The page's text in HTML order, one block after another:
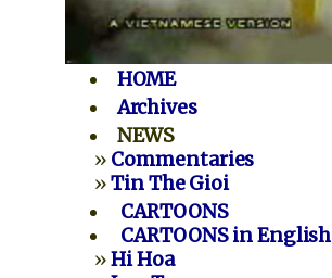
HOME
Archives
NEWS
» Commentaries
»Tin The Gioi
CARTOONS
CARTOONS in English
»Hi Hoa